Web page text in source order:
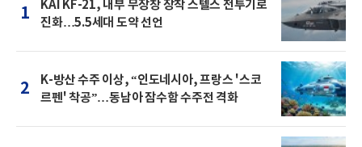
1
KAI KF-21, 내부 무장창 장착 스텔스 전투기로
진화…5.5세대 도약 선언
2
K-방산 수주 이상, “인도네시아, 프랑스 '스코
르펜' 착공”…동남아 잠수함 수주전 격화